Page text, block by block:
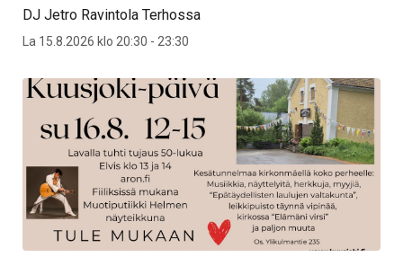
DJ Jetro Ravintola Terhossa
La 15.8.2026 klo 20:30 - 23:30